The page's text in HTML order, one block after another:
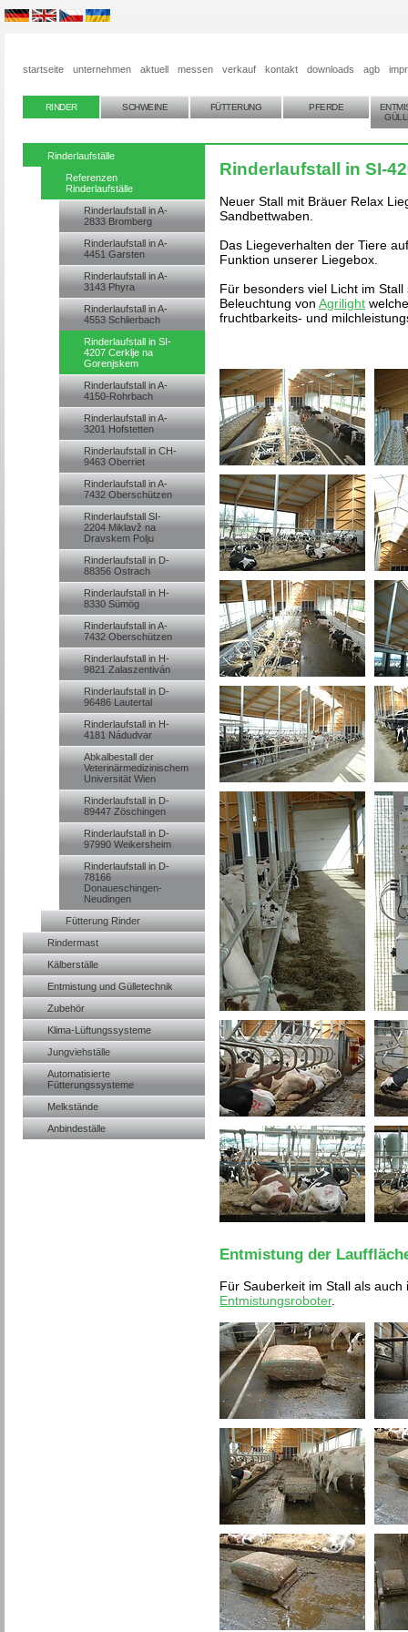
startseite unternehmen aktuell messen verkauf kontakt downloads agb
RINDER SCHWEINE FÜTTERUNG PFERDE
Rinderlaufställe
Referenzen
Rinderlaufställe
Rinderlaufstall in A-
2833 Bromberg
Rinderlaufstall in A-
4451 Garsten
Rinderlaufstall in A-
3143 Phyra
Rinderlaufstall in A-
4553 Schlierbach
Rinderlaufstall in SI-
4207 Cerklje na
Gorenjskem
Rinderlaufstall in A-
4150-Rohrbach
Rinderlaufstall in A-
3201 Hofstetten
Rinderlaufstall in CH-
9463 Oberriet
Rinderlaufstall in A-
7432 Oberschützen
Rinderlaufstall SI-
2204 Miklavž na
Dravskem Polju
Rinderlaufstall in D-
88356 Ostrach
Rinderlaufstall in H-
8330 Sümög
Rinderlaufstall in A-
7432 Oberschützen
Rinderlaufstall in H-
9821 Zalaszentiván
Rinderlaufstall in D-
96486 Lautertal
Rinderlaufstall in H-
4181 Nádudvar
Abkalbestall der
Veterinärmedizinischem
Universität Wien
Rinderlaufstall in D-
89447 Zöschingen
Rinderlaufstall in D-
97990 Weikersheim
Rinderlaufstall in D-
78166
Donaueschingen-
Neudingen
Fütterung Rinder
Rindermast
Kälberställe
Entmistung und Gülletechnik
Zubehör
Klima-Lüftungssysteme
Jungviehställe
Automatisierte
Fütterungssysteme
Melkstände
Anbindeställe
Rinderlaufstall in SI-
Neuer Stall mit Bräuer Relax
Sandbettwaben.
Das Liegeverhalten der Tiere
Funktion unserer Liegebox.
Für besonders viel Licht im
Beleuchtung von Agrilight
fruchtbarkeits- und
Entmistung der
Für Sauberkeit im Stall als
Entmistungsroboter.